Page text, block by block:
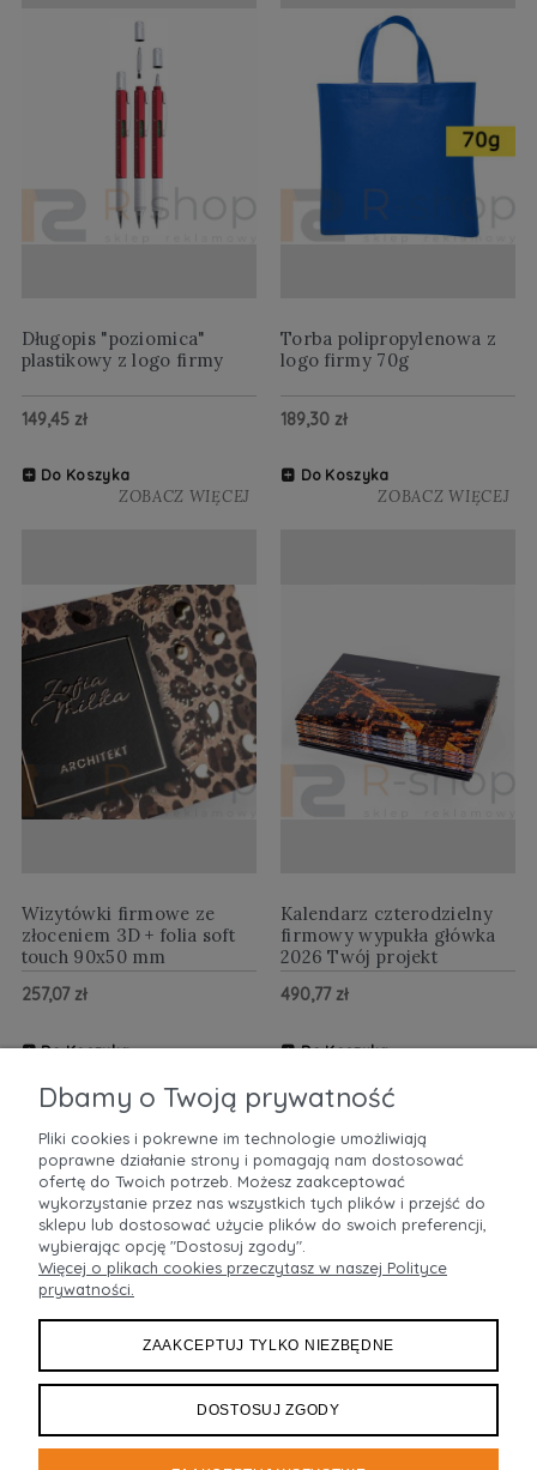
Długopis "poziomica"
plastikowy z logo firmy
149,45 zł
Do Koszyka
ZOBACZ WIĘCEJ
Torba polipropylenowa z
logo firmy 70g
189,30 zł
Do Koszyka
ZOBACZ WIĘCEJ
Wizytówki firmowe ze
złoceniem 3D + folia soft
touch 90x50 mm
257,07 zł
Do Koszyka
Kalendarz czterodzielny
firmowy wypukła główka
2026 Twój projekt
490,77 zł
Do Koszyka
POMOC
MOJE KONTO
INFORMACJE
O NAS
Dbamy o Twoją prywatność
Pliki cookies i pokrewne im technologie umożliwiają
poprawne działanie strony i pomagają nam dostosować
ofertę do Twoich potrzeb. Możesz zaakceptować
wykorzystanie przez nas wszystkich tych plików i przejść do
sklepu lub dostosować użycie plików do swoich preferencji,
wybierając opcję "Dostosuj zgody".
Więcej o plikach cookies przeczytasz w naszej Polityce
prywatności.
ZAAKCEPTUJ TYLKO NIEZBĘDNE
DOSTOSUJ ZGODY